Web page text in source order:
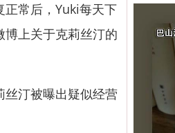
常后，Yuki每天下
博上关于克莉丝汀的
汀被曝出疑似经营